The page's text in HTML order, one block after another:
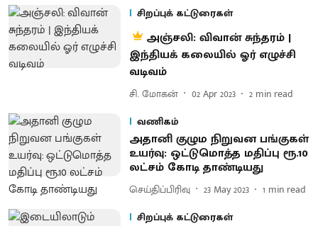
சிறப்புக் கட்டுரைகள்
அஞ்சலி: விவான் சுந்தரம் |
இந்தியக் கலையில் ஓர் எழுச்சி
வடிவம்
சி. மோகன் 02 Apr 2023 2 min read
வணிகம்
அதானி குழும நிறுவன பங்குகள்
உயர்வு: ஒட்டுமொத்த மதிப்பு ரூ.10
லட்சம் கோடி தாண்டியது
செய்திப்பிரிவு 23 May 2023 1 min read
சிறப்புக் கட்டுரைகள்